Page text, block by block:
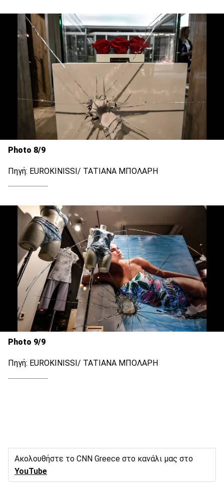
Photo 8/9
Πηγή: EUROKINISSI/ ΤΑΤΙΑΝΑ ΜΠΟΛΑΡΗ
Photo 9/9
Πηγή: EUROKINISSI/ ΤΑΤΙΑΝΑ ΜΠΟΛΑΡΗ
Ακολουθήστε το CNN Greece στο κανάλι μας στο
YouTube